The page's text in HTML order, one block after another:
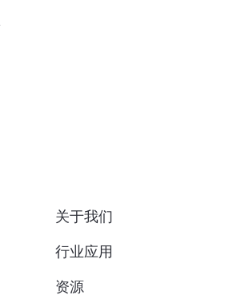
关于我们
行业应用
资源